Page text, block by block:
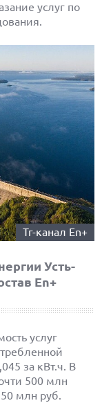
услуг по
Тг-канал En+
Усть-
En+
услуг
за кВт.ч. В
500 млн
млн руб.